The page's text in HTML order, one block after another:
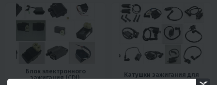
Блок электронного
зажигания (CDI),
Катушки зажигания для
мототехники